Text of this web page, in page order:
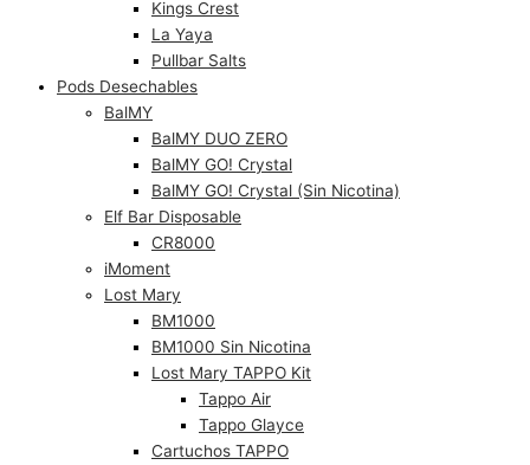
Kings Crest
La Yaya
Pullbar Salts
Pods Desechables
BalMY
BalMY DUO ZERO
BalMY GO! Crystal
BalMY GO! Crystal (Sin Nicotina)
Elf Bar Disposable
CR8000
iMoment
Lost Mary
BM1000
BM1000 Sin Nicotina
Lost Mary TAPPO Kit
Tappo Air
Tappo Glayce
Cartuchos TAPPO